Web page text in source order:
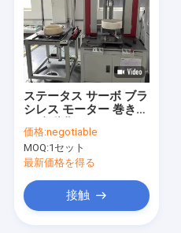
ステータス サーボ ブラ
シレス モーター 巻き込
価格:negotiable
MOQ:1セット
最新価格を得る
接触